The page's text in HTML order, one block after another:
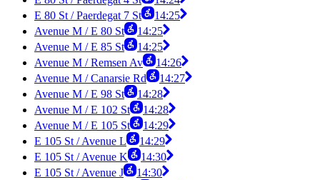
E 80 St / Paerdegat 7 St
14:25
Avenue M / E 80 St
14:25
Avenue M / E 85 St
14:25
Avenue M / Remsen Av
14:26
Avenue M / Canarsie Rd
14:27
Avenue M / E 98 St
14:28
Avenue M / E 102 St
14:28
Avenue M / E 105 St
14:29
E 105 St / Avenue L
14:29
E 105 St / Avenue K
14:30
E 105 St / Avenue J
14:30